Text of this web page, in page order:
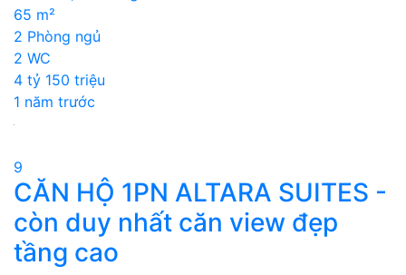
65 m²
2 Phòng ngủ
2 WC
4 tỷ 150 triệu
1 năm trước
9
CĂN HỘ 1PN ALTARA SUITES -
còn duy nhất căn view đẹp
tầng cao